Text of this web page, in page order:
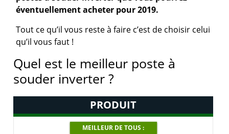
éventuellement acheter pour 2019.
Tout ce qu’il vous reste à faire c’est de choisir celui
qu’il vous faut !
Quel est le meilleur poste à
souder inverter ?
PRODUIT
MEILLEUR DE TOUS :